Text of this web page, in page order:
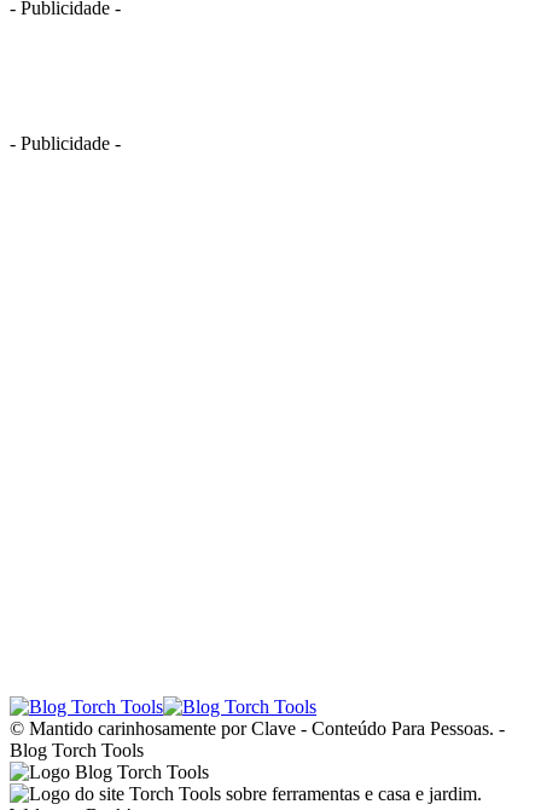
- Publicidade -
- Publicidade -
© Mantido carinhosamente por Clave - Conteúdo Para Pessoas. -
Blog Torch Tools